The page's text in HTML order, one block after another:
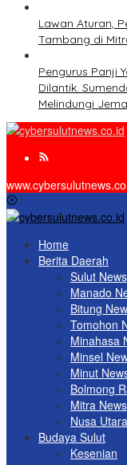
Lawan Aturan,
Tambang di
Pengurus Panji
Dilantik.
Melindungi
Home
Berita Daerah
Sulut News
Manado
Bitung
Tomohon
Minahasa
Minsel
Minut
Bolmong
Mitra News
Nusa
Budaya Sulut
Kesenian